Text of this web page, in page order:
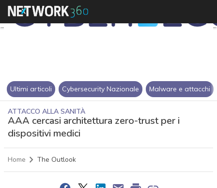
Ultimi articoli Cybersecurity Nazionale Malware e attacchi
ATTACCO ALLA SANITÀ
AAA cercasi architettura zero-trust per i
dispositivi medici
Home The Outlook